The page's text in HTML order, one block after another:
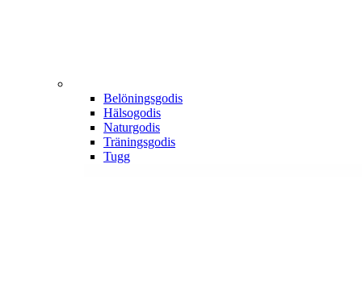
Belöningsgodis
Hälsogodis
Naturgodis
Träningsgodis
Tugg